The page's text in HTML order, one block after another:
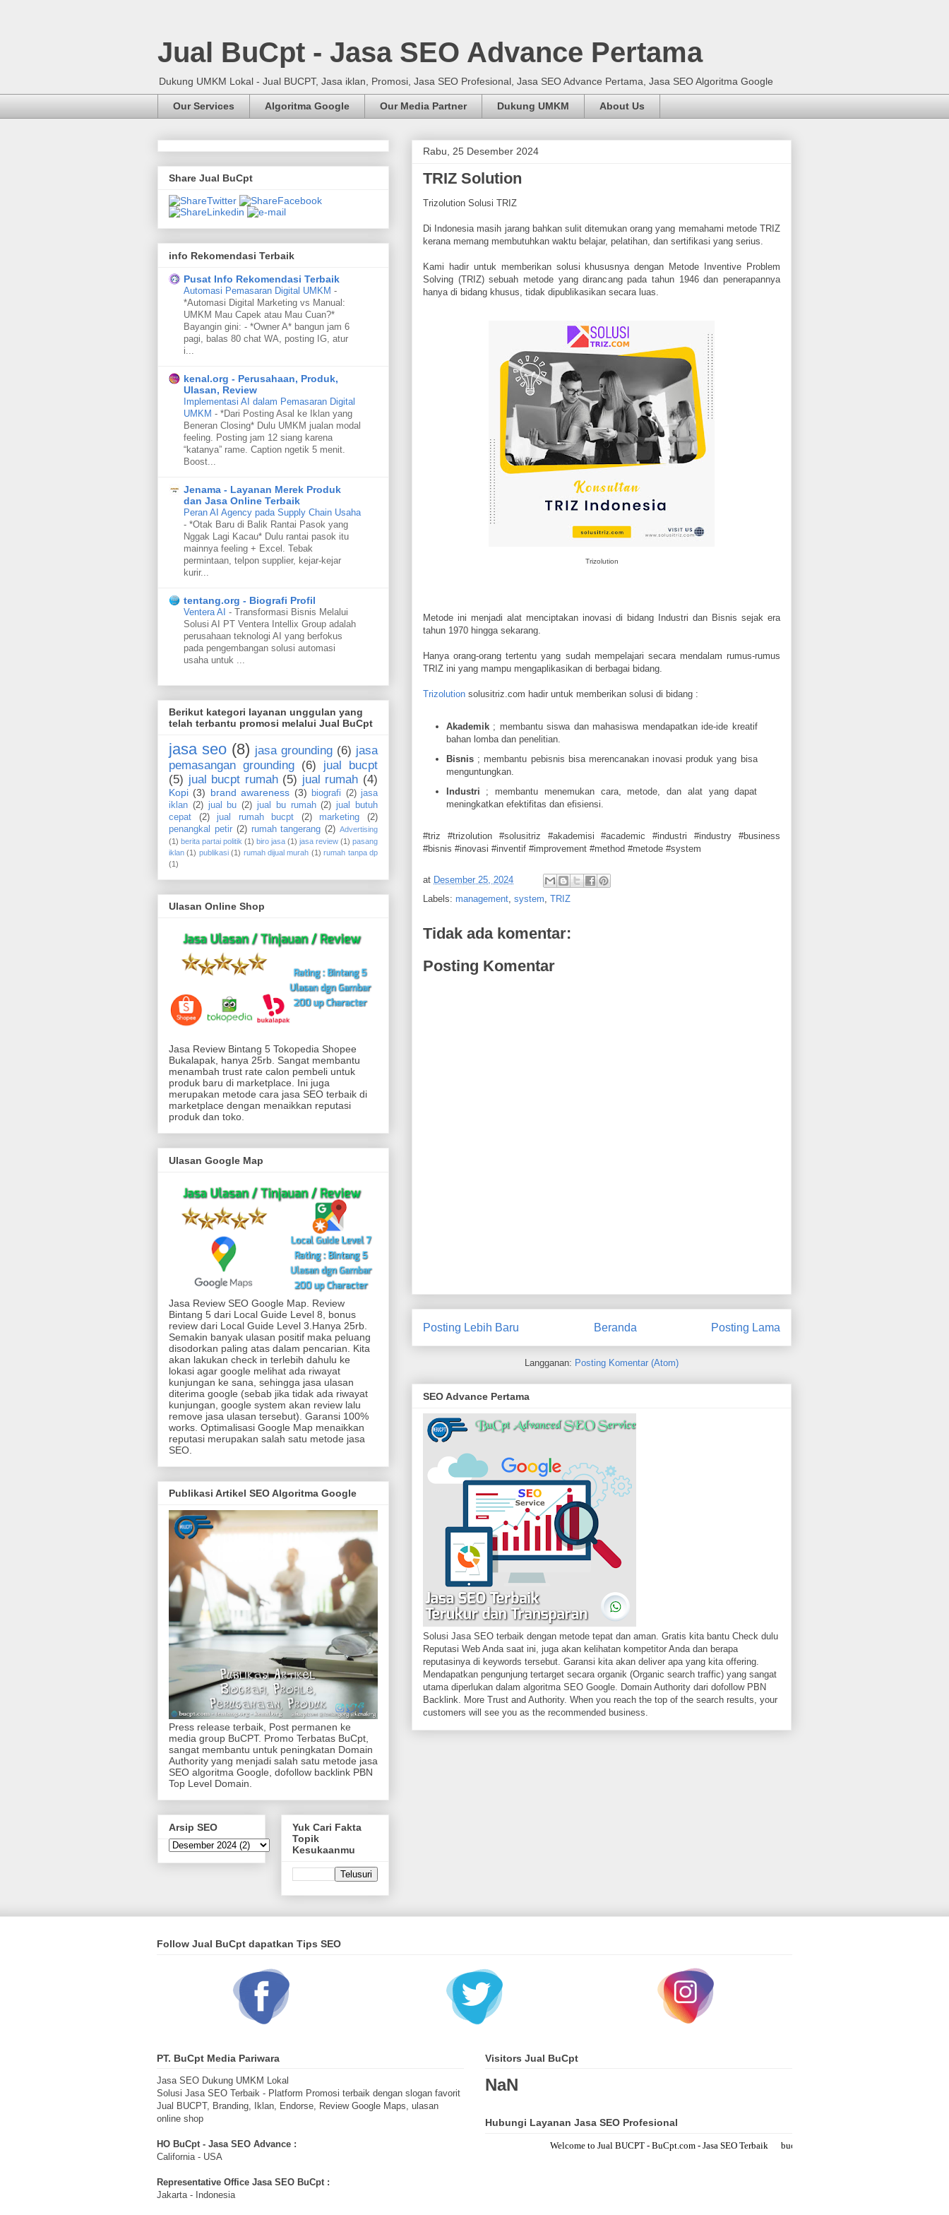
Jual BuCpt - Jasa SEO Advance Pertama
Dukung UMKM Lokal - Jual BUCPT, Jasa iklan, Promosi, Jasa SEO Profesional, Jasa SEO Advance Pertama, Jasa SEO Algoritma Google
Our Services Algoritma Google Our Media Partner Dukung UMKM About Us
Rabu, 25 Desember 2024
TRIZ Solution
Trizolution Solusi TRIZ
Di Indonesia masih jarang bahkan sulit ditemukan orang yang memahami metode TRIZ
kerana memang membutuhkan waktu belajar, pelatihan, dan sertifikasi yang serius.
Kami hadir untuk memberikan solusi khususnya dengan Metode Inventive Problem
Solving (TRIZ) sebuah metode yang dirancang pada tahun 1946 dan penerapannya
hanya di bidang khusus, tidak dipublikasikan secara luas.
Trizolution
Metode ini menjadi alat menciptakan inovasi di bidang Industri dan Bisnis sejak era
tahun 1970 hingga sekarang.
Hanya orang-orang tertentu yang sudah mempelajari secara mendalam rumus-rumus
TRIZ ini yang mampu mengaplikasikan di berbagai bidang.
Trizolution solusitriz.com hadir untuk memberikan solusi di bidang :
Akademik; membantu siswa dan mahasiswa mendapatkan ide-ide kreatif
bahan lomba dan penelitian.
Bisnis; membantu pebisnis bisa merencanakan inovasi produk yang bisa
menguntungkan.
Industri ; membantu menemukan cara, metode, dan alat yang dapat
meningkatkan efektifitas dan efisiensi.
#triz #trizolution #solusitriz #akademisi #academic #industri #industry #business
#bisnis #inovasi #inventif #improvement #method #metode #system
at Desember 25, 2024
Labels: management, system, TRIZ
Tidak ada komentar:
Posting Komentar
Posting Lebih Baru Posting Lama
Beranda
Langganan: Posting Komentar (Atom)
SEO Advance Pertama
Solusi Jasa SEO terbaik dengan metode tepat dan aman. Gratis kita bantu Check dulu
Reputasi Web Anda saat ini, juga akan kelihatan kompetitor Anda dan berapa
reputasinya di keywords tersebut. Garansi kita akan deliver apa yang kita offering.
Mendapatkan pengunjung tertarget secara organik (Organic search traffic) yang sangat
utama diperlukan dalam algoritma SEO Google. Domain Authority dari dofollow PBN
Backlink. More Trust and Authority. When you reach the top of the search results, your
customers will see you as the recommended business.
Share Jual BuCpt
info Rekomendasi Terbaik
Pusat Info Rekomendasi Terbaik
Automasi Pemasaran Digital UMKM -
*Automasi Digital Marketing vs Manual:
UMKM Mau Capek atau Mau Cuan?*
Bayangin gini: - *Owner A* bangun jam 6
pagi, balas 80 chat WA, posting IG, atur
i...
kenal.org - Perusahaan, Produk,
Ulasan, Review
Implementasi AI dalam Pemasaran Digital
UMKM - *Dari Posting Asal ke Iklan yang
Beneran Closing* Dulu UMKM jualan modal
feeling. Posting jam 12 siang karena
“katanya” rame. Caption ngetik 5 menit.
Boost...
Jenama - Layanan Merek Produk
dan Jasa Online Terbaik
Peran AI Agency pada Supply Chain Usaha
- *Otak Baru di Balik Rantai Pasok yang
Nggak Lagi Kacau* Dulu rantai pasok itu
mainnya feeling + Excel. Tebak
permintaan, telpon supplier, kejar-kejar
kurir...
tentang.org - Biografi Profil
Ventera AI - Transformasi Bisnis Melalui
Solusi AI PT Ventera Intellix Group adalah
perusahaan teknologi AI yang berfokus
pada pengembangan solusi automasi
usaha untuk ...
Berikut kategori layanan unggulan yang
telah terbantu promosi melalui Jual BuCpt
jasa seo (8) jasa grounding (6) jasa
pemasangan grounding (6)
jual bucpt
(5) jual bucpt rumah (5) jual rumah (4)
Kopi (3) brand awareness (3) biografi (2) jasa
iklan (2) jual bu (2) jual bu rumah (2) jual butuh
cepat
(2) jual rumah bucpt (2) marketing
(2)
penangkal petir (2) rumah tangerang (2) Advertising
(1) berita partai politik (1) biro jasa (1) jasa review (1) pasang
iklan (1) publikasi (1) rumah dijual murah (1) rumah tanpa dp
(1)
Ulasan Online Shop
Jasa Review Bintang 5 Tokopedia Shopee
Bukalapak, hanya 25rb. Sangat membantu
menambah trust rate calon pembeli untuk
produk baru di marketplace. Ini juga
merupakan metode cara jasa SEO terbaik di
marketplace dengan menaikkan reputasi
produk dan toko.
Ulasan Google Map
Jasa Review SEO Google Map. Review
Bintang 5 dari Local Guide Level 8, bonus
review dari Local Guide Level 3.Hanya 25rb.
Semakin banyak ulasan positif maka peluang
disodorkan paling atas dalam pencarian. Kita
akan lakukan check in terlebih dahulu ke
lokasi agar google melihat ada riwayat
kunjungan ke sana, sehingga jasa ulasan
diterima google (sebab jika tidak ada riwayat
kunjungan, google system akan review lalu
remove jasa ulasan tersebut). Garansi 100%
works. Optimalisasi Google Map menaikkan
reputasi merupakan salah satu metode jasa
SEO.
Publikasi Artikel SEO Algoritma Google
Press release terbaik, Post permanen ke
media group BuCPT. Promo Terbatas BuCpt,
sangat membantu untuk peningkatan Domain
Authority yang menjadi salah satu metode jasa
SEO algoritma Google, dofollow backlink PBN
Top Level Domain.
Arsip SEO
Yuk Cari Fakta
Topik
Kesukaanmu
Follow Jual BuCpt dapatkan Tips SEO
PT. BuCpt Media Pariwara
Jasa SEO Dukung UMKM Lokal
Solusi Jasa SEO Terbaik - Platform Promosi terbaik dengan slogan favorit
Jual BUCPT, Branding, Iklan, Endorse, Review Google Maps, ulasan
online shop
HO BuCpt - Jasa SEO Advance :
California - USA
Representative Office Jasa SEO BuCpt :
Jakarta - Indonesia
Visitors Jual BuCpt
NaN
Hubungi Layanan Jasa SEO Profesional
Welcome to Jual BUCPT - BuCpt.com - Jasa SEO Terbaik bucptowner@gmail.com Fastest Response :